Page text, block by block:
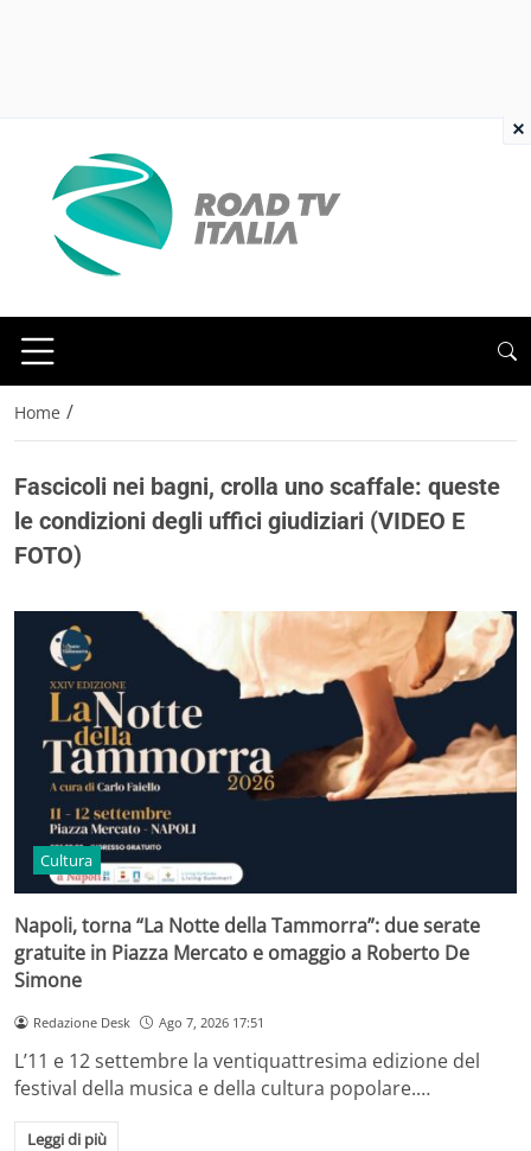
Home /
Fascicoli nei bagni, crolla uno scaffale: queste
le condizioni degli uffici giudiziari (VIDEO E
FOTO)
Cultura
Napoli, torna “La Notte della Tammorra”: due serate
gratuite in Piazza Mercato e omaggio a Roberto De
Simone
Redazione Desk Ago 7, 2026 17:51
L’11 e 12 settembre la ventiquattresima edizione del
festival della musica e della cultura popolare.…
Leggi di più
×